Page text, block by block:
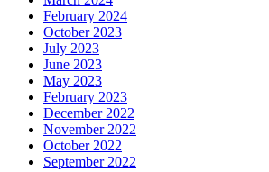
February 2024
October 2023
July 2023
June 2023
May 2023
February 2023
December 2022
November 2022
October 2022
September 2022